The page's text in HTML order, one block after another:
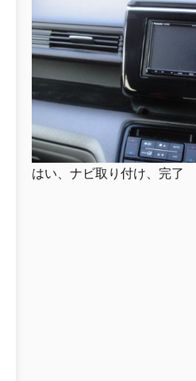
はい、ナビ取り付け、完了